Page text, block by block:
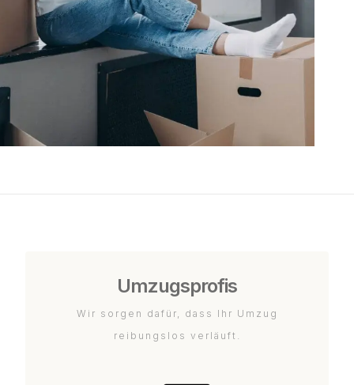
Umzugsprofis
Wir sorgen dafür, dass Ihr Umzug
reibungslos verläuft.